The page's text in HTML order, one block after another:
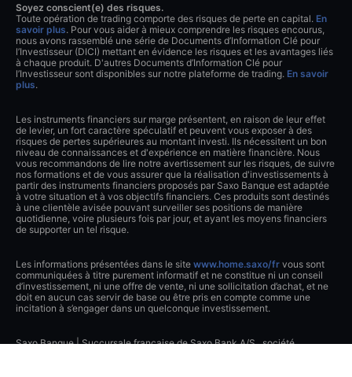
Soyez conscient(e) des risques.
Toute opération de trading comporte des risques de perte en capital. En
savoir plus. Pour vous aider à mieux comprendre les risques encourus,
nous avons rassemblé une série de Documents d’Information Clé pour
l’Investisseur (DICI) mettant en évidence les risques et les avantages liés
à chaque produit. D'autres Documents d’Information Clé pour
l’Investisseur sont disponibles sur notre plateforme de trading. En savoir
plus.
Les instruments financiers sur marge présentent, en raison de leur effet
de levier, un fort caractère spéculatif et peuvent vous exposer à des
risques de pertes supérieures au montant investi. Ils nécessitent un bon
niveau de connaissances et d'expérience en matière financière. Nous
vous recommandons de lire notre avertissement sur les risques, de suivre
nos formations et de vous assurer que la réalisation d'investissements à
partir des instruments financiers proposés par Saxo Banque est adaptée
à votre situation et à vos objectifs financiers. Ces produits sont destinés
à une clientèle avisée pouvant surveiller ses positions de manière
quotidienne, voire plusieurs fois par jour, et ayant les moyens financiers
de supporter un tel risque.
Les informations présentées dans le site www.home.saxo/fr vous sont
communiquées à titre purement informatif et ne constitue ni un conseil
d’investissement, ni une offre de vente, ni une sollicitation d’achat, et ne
doit en aucun cas servir de base ou être pris en compte comme une
incitation à s’engager dans un quelconque investissement.
Saxo Banque | Succursale française de Saxo Bank A/S., société